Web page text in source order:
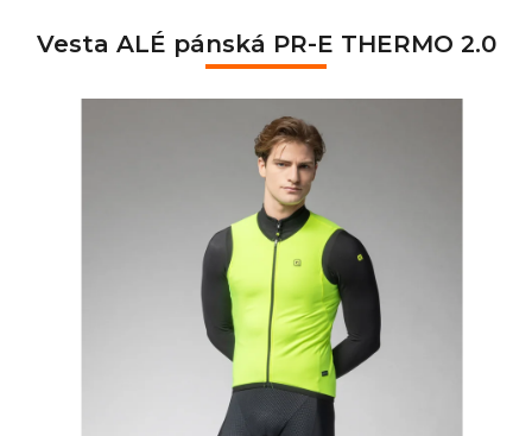
Vesta ALÉ pánská PR-E THERMO 2.0